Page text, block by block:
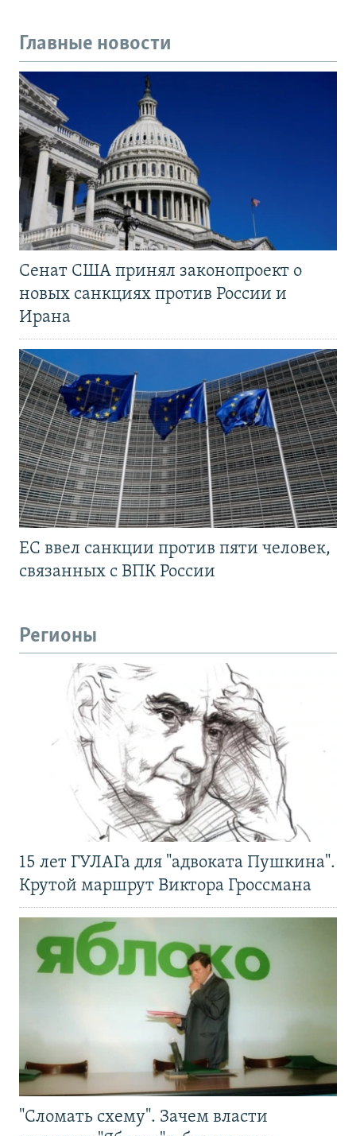
Главные новости
Сенат США принял законопроект о
новых санкциях против России и
Ирана
ЕС ввел санкции против пяти человек,
связанных с ВПК России
Регионы
15 лет ГУЛАГа для "адвоката Пушкина".
Крутой маршрут Виктора Гроссмана
"Сломать схему". Зачем власти